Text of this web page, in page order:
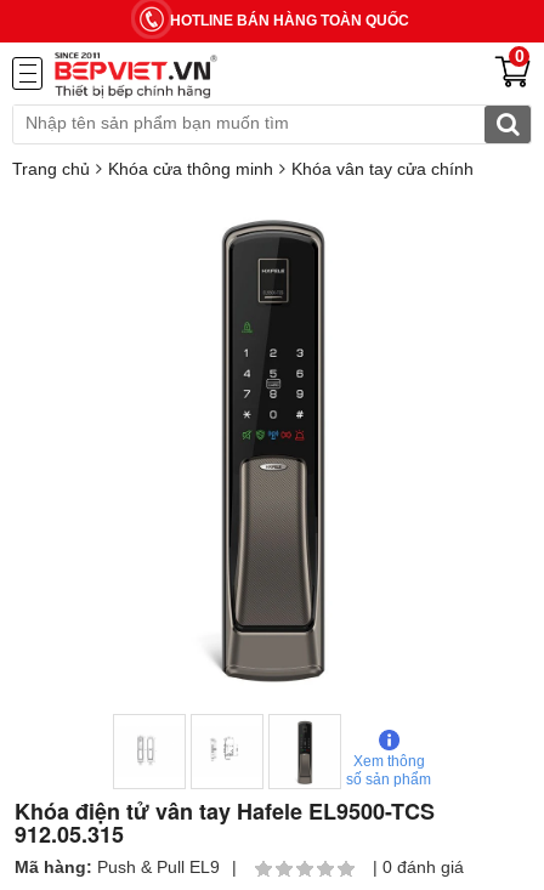
HOTLINE BÁN HÀNG TOÀN QUỐC
0
Trang chủ Khóa cửa thông minh Khóa vân tay cửa chính
Xem thông
số sản phẩm
Khóa điện tử vân tay Hafele EL9500-TCS
912.05.315
Mã hàng: Push & Pull EL9 | | 0 đánh giá